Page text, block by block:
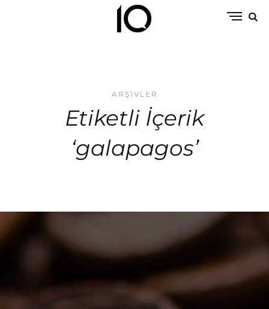
ARŞIVLER
Etiketli İçerik
‘galapagos’